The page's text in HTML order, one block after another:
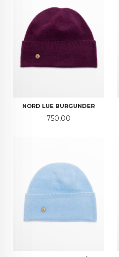
NORD LUE BURGUNDER
Pris
750,00